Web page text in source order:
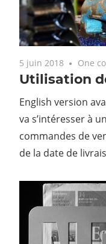
5 juin 2018 One
Utilisation
English version
va s’intéresser à
commandes de
de la date de